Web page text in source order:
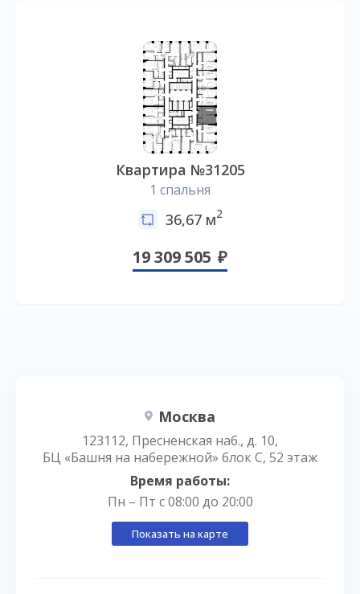
Квартира №31205
1 спальня
36,67 м2
19 309 505
Москва
123112, Пресненская наб., д. 10,
БЦ «Башня на набережной» блок С, 52 этаж
Время работы:
Пн – Пт с 08:00 до 20:00
Показать на карте